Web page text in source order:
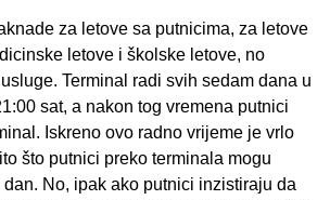
za letove sa putnicima, za letove
letove i školske letove, no
Terminal radi svih sedam dana u
sat, a nakon tog vremena putnici
Iskreno ovo radno vrijeme je vrlo
što putnici preko terminala mogu
No, ipak ako putnici inzistiraju da